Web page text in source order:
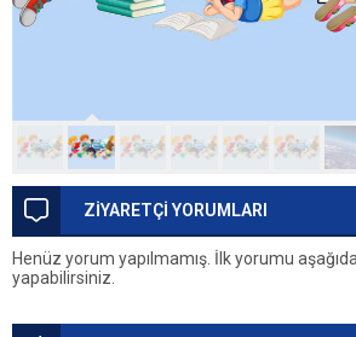
ZİYARETÇİ YORUMLARI
Henüz yorum yapılmamış. İlk yorumu
yapabilirsiniz.